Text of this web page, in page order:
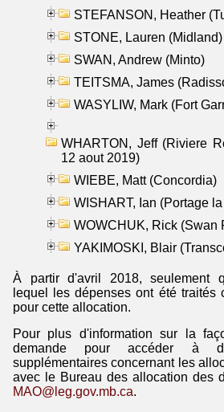
STEFANSON, Heather
STONE, Lauren (Midland)
SWAN, Andrew (Minto)
TEITSMA, James
WASYLIW, Mark (Fort
WHARTON, Jeff (Riviere
12 aout 2019)
WIEBE, Matt (Concordia)
WISHART, Ian (Portage
WOWCHUK, Rick (Swan
YAKIMOSKI, Blair
À partir d'avril 2018, seulement
lequel les dépenses ont été traités
pour cette allocation.
Pour plus d'information sur la
demande pour accéder à
supplémentaires concernant les
avec le Bureau des allocation des
MAO@leg.gov.mb.ca.